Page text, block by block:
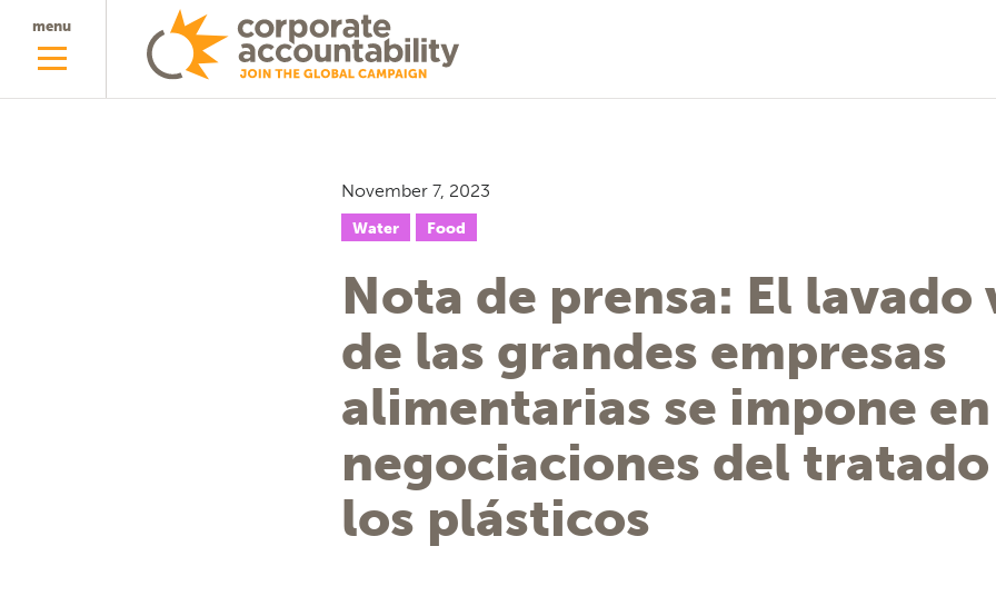
menu
November 7, 2023
Water Food
Nota de prensa: El lavado
de las grandes empresas
alimentarias se impone
negociaciones del
los plásticos